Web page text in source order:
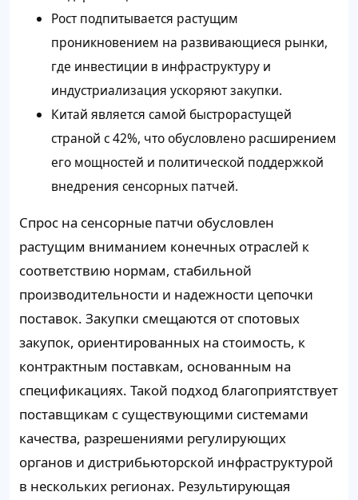
Рост подпитывается растущим
проникновением на развивающиеся рынки,
где инвестиции в инфраструктуру и
индустриализация ускоряют закупки.
Китай является самой быстрорастущей
страной с 42%, что обусловлено расширением
его мощностей и политической поддержкой
внедрения сенсорных патчей.
Спрос на сенсорные патчи обусловлен
растущим вниманием конечных отраслей к
соответствию нормам, стабильной
производительности и надежности цепочки
поставок. Закупки смещаются от спотовых
закупок, ориентированных на стоимость, к
контрактным поставкам, основанным на
спецификациях. Такой подход благоприятствует
поставщикам с существующими системами
качества, разрешениями регулирующих
органов и дистрибьюторской инфраструктурой
в нескольких регионах. Результирующая